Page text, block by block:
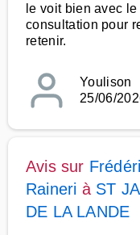
le voit bien avec
consultation pour
retenir.
Youlison
25/06/
Avis sur
Raineri à ST
DE LA LANDE